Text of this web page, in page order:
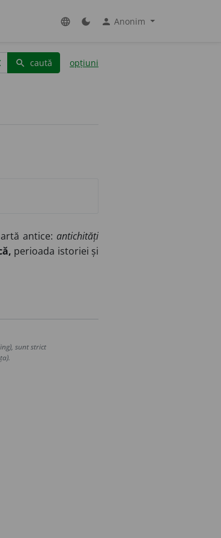
language dark_mode person Anonim
search caută opțiuni
antice: antichități
perioada istoriei și
sunt strict